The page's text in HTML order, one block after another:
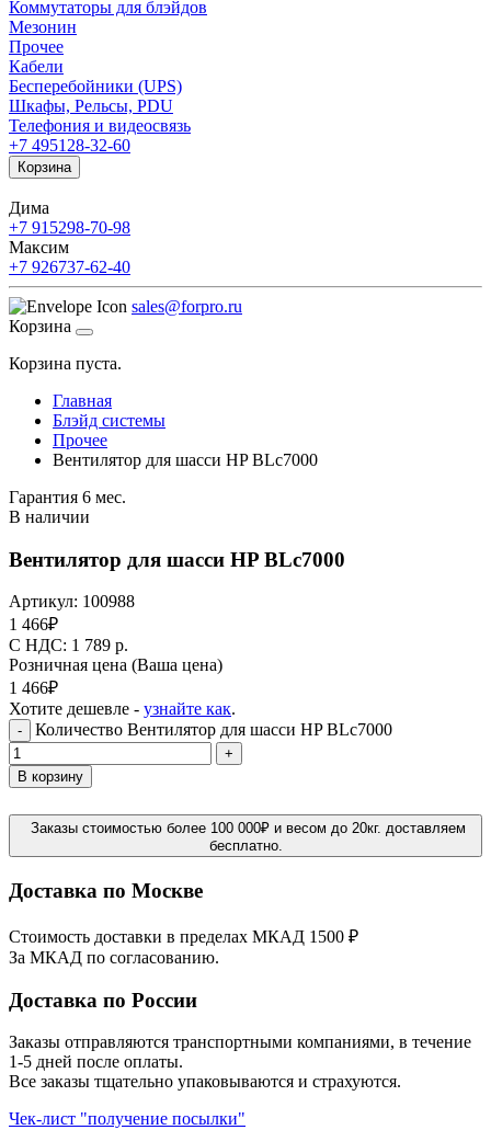
Коммутаторы для блэйдов
Мезонин
Прочее
Кабели
Бесперебойники (UPS)
Шкафы, Рельсы, PDU
Телефония и видеосвязь
+7 495128-32-60
Корзина
Дима
+7 915298-70-98
Максим
+7 926737-62-40
sales@forpro.ru
Корзина
Корзина пуста.
Главная
Блэйд системы
Прочее
Вентилятор для шасси HP BLc7000
Гарантия 6 мес.
В наличии
Вентилятор для шасси HP BLc7000
Артикул: 100988
1 466₽
C НДС: 1 789 р.
Розничная цена (Ваша цена)
1 466₽
Хотите дешевле - узнайте как.
- Количество Вентилятор для шасси HP BLc7000
+
В корзину
Заказы стоимостью более 100 000₽ и весом до 20кг. доставляем
бесплатно.
Доставка по Москве
Стоимость доставки в пределах МКАД 1500 ₽
За МКАД по согласованию.
Доставка по России
Заказы отправляются транспортными компаниями, в течение
1-5 дней после оплаты.
Все заказы тщательно упаковываются и страхуются.
Чек-лист "получение посылки"